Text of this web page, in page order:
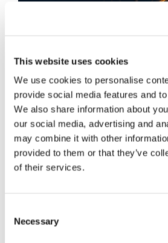
This website uses cookies
We use cookies to personalise
provide social media features and
We also share information about
our social media, advertising and
may combine it with other
provided to them or that they’ve
of their services.
Selection
Necessary
Obbligazioni solidali
rapporti tra
La sentenza n. 16835 del 29
Corte di Cassazione offre